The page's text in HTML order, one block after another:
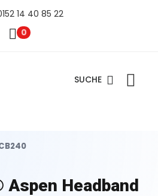
14 40 85 22
0
SUCHE
Headband